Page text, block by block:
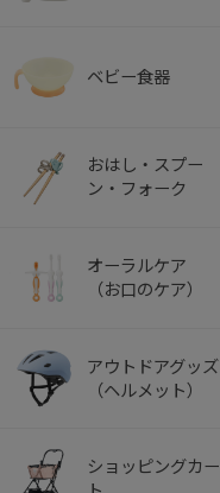
ベビー食器
おはし・スプー
ン・フォーク
オーラルケア
（お口のケア）
アウトドアグッズ
（ヘルメット）
ショッピングカー